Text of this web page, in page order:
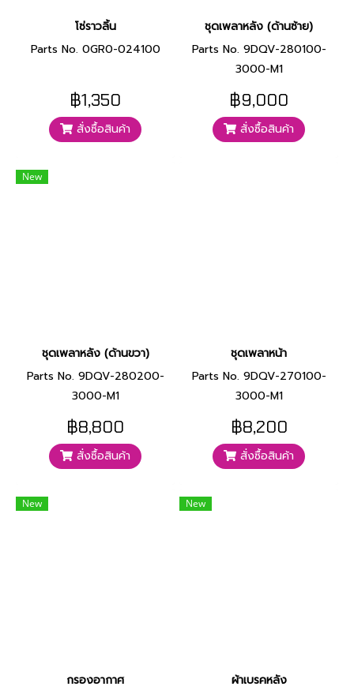
โซ่ราวลิ้น
Parts No. 0GR0-024100
฿1,350
สั่งซื้อสินค้า
ชุดเพลาหลัง (ด้านซ้าย)
Parts No. 9DQV-280100-
3000-M1
฿9,000
สั่งซื้อสินค้า
New
ชุดเพลาหลัง (ด้านขวา)
Parts No. 9DQV-280200-
3000-M1
฿8,800
สั่งซื้อสินค้า
ชุดเพลาหน้า
Parts No. 9DQV-270100-
3000-M1
฿8,200
สั่งซื้อสินค้า
New
กรองอากาศ
New
ผ้าเบรคหลัง